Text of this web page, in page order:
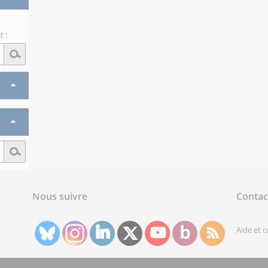
:
Nous suivre
Aide et